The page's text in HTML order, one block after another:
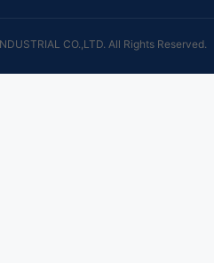
CO.,LTD. All Rights Reserved.